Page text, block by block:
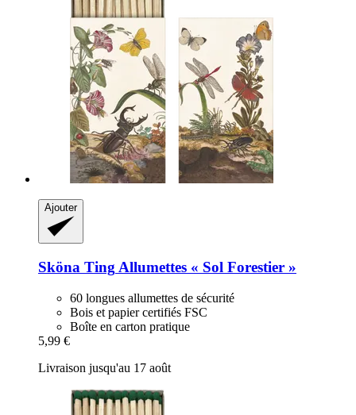
Ajouter
Sköna Ting Allumettes « Sol Forestier »
60 longues allumettes de sécurité
Bois et papier certifiés FSC
Boîte en carton pratique
5,99 €
Livraison jusqu'au 17 août